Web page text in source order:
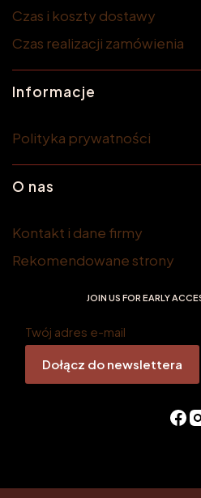
Czas i koszty dostawy
Czas realizacji zamówienia
Informacje
Polityka prywatności
O nas
Kontakt i dane firmy
Rekomendowane strony
JOIN US FOR EARLY
Twój adres e-mail
Dołącz do newslettera